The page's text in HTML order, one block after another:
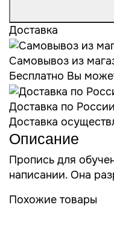
Доставка
Самовывоз из
Бесплатно Вы
Доставка по России
Доставка
Описание
Пропись для
написании. Она
Похожие товары